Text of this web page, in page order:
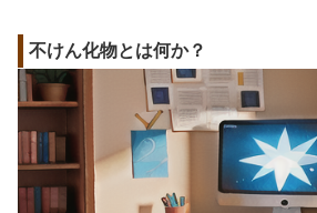
不けん化物とは何か？